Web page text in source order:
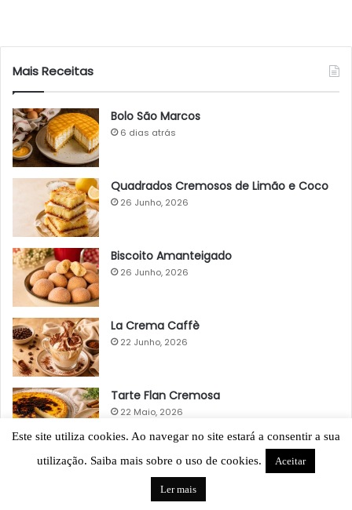
Mais Receitas
Bolo São Marcos
6 dias atrás
Quadrados Cremosos de Limão e Coco
26 Junho, 2026
Biscoito Amanteigado
26 Junho, 2026
La Crema Caffè
22 Junho, 2026
Tarte Flan Cremosa
22 Maio, 2026
Este site utiliza cookies. Ao navegar no site estará a consentir a sua
utilização. Saiba mais sobre o uso de cookies.
Aceitar
Ler mais